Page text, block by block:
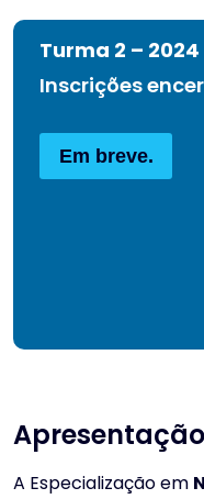
Turma 2 – 2024
Inscrições
Em breve.
A Especialização em